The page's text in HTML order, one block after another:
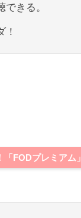
きる。
！
FODプレミアム」